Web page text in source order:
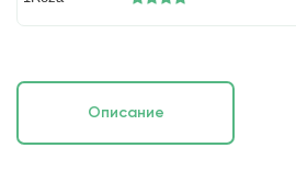
Описание